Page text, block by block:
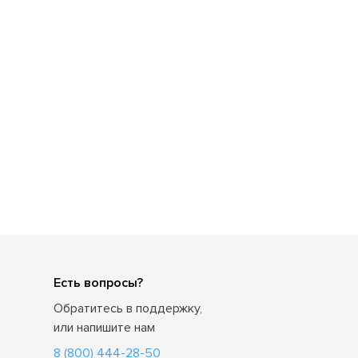
Есть вопросы?
Обратитесь в поддержку,
или напишите нам
8 (800) 444-28-50